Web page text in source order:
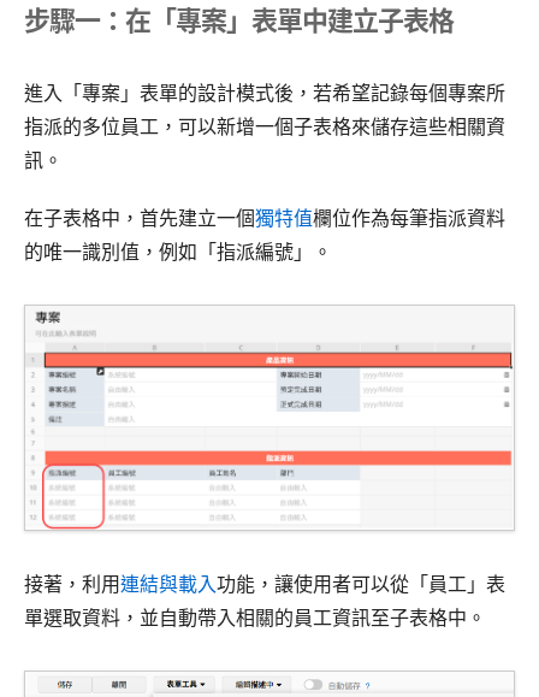
步驟一：在「專案」表單中建立子表格
進入「專案」表單的設計模式後，若希望記錄每個專案所
指派的多位員工，可以新增一個子表格來儲存這些相關資
訊。
在子表格中，首先建立一個獨特值欄位作為每筆指派資料
的唯一識別值，例如「指派編號」。
接著，利用連結與載入功能，讓使用者可以從「員工」表
單選取資料，並自動帶入相關的員工資訊至子表格中。